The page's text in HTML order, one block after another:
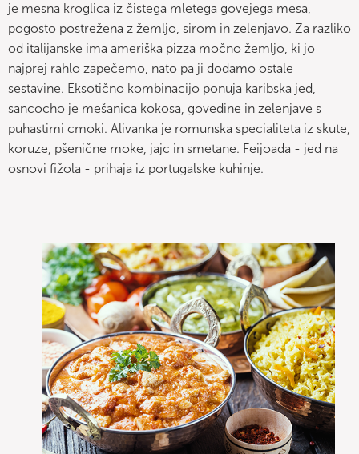
je mesna kroglica iz čistega mletega govejega mesa,
pogosto postrežena z žemljo, sirom in zelenjavo. Za razliko
od italijanske ima ameriška pizza močno žemljo, ki jo
najprej rahlo zapečemo, nato pa ji dodamo ostale
sestavine. Eksotično kombinacijo ponuja karibska jed,
sancocho je mešanica kokosa, govedine in zelenjave s
puhastimi cmoki. Alivanka je romunska specialiteta iz skute,
koruze, pšenične moke, jajc in smetane. Feijoada - jed na
osnovi fižola - prihaja iz portugalske kuhinje.